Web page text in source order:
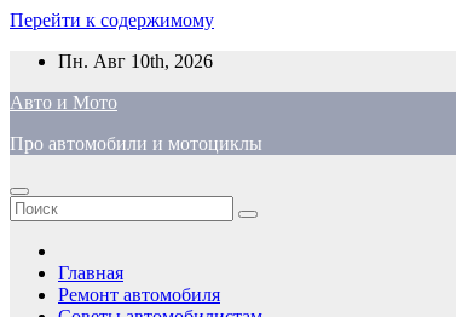
Перейти к содержимому
Пн. Авг 10th, 2026
Авто и Мото
Про автомобили и мотоциклы
Главная
Ремонт автомобиля